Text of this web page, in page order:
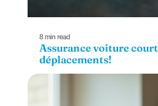
8 min read
Assurance voiture
déplacements!